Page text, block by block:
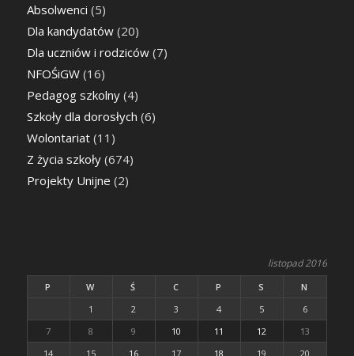
Absolwenci (5)
Dla kandydatów(20)
Dla uczniów i rodziców(7)
NFOŚiGW(16)
Pedagog szkolny(4)
Szkoły dla dorosłych (6)
Wolontariat(11)
Z życia szkoły(674)
Projekty Unijne (2)
listopad 2016
P W Ś C P S
N
1
2 3 4 5
6
7
8 9 10 11 12
13
14
15 16 17 18 19 20